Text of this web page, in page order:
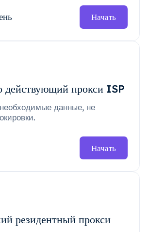
Начать
действующий прокси ISP
данные, не
Начать
резидентный прокси